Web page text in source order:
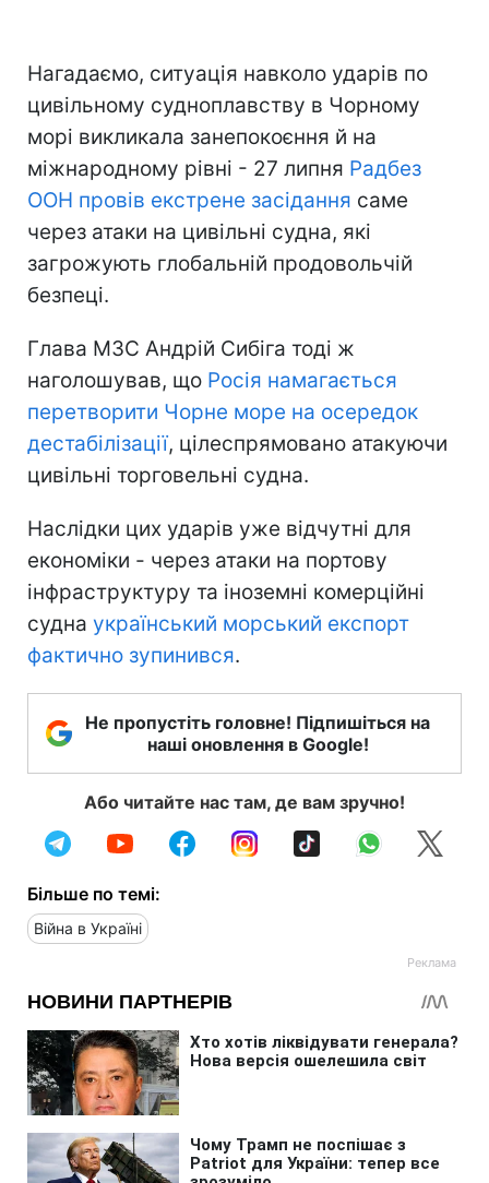
Нагадаємо, ситуація навколо ударів по
цивільному судноплавству в Чорному
морі викликала занепокоєння й на
міжнародному рівні - 27 липня Радбез
ООН провів екстрене засідання саме
через атаки на цивільні судна, які
загрожують глобальній продовольчій
безпеці.
Глава МЗС Андрій Сибіга тоді ж
наголошував, що Росія намагається
перетворити Чорне море на осередок
дестабілізації, цілеспрямовано атакуючи
цивільні торговельні судна.
Наслідки цих ударів уже відчутні для
економіки - через атаки на портову
інфраструктуру та іноземні комерційні
судна український морський експорт
фактично зупинився.
Не пропустіть головне! Підпишіться на
наші оновлення в Google!
Або читайте нас там, де вам зручно!
Більше по темі:
Війна в Україні